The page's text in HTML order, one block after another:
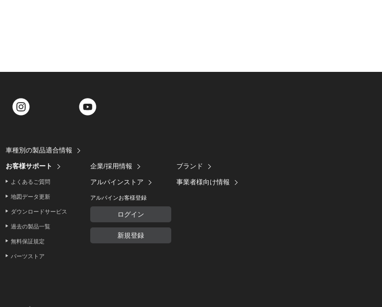
Facebook Twitter
車種別の製品適合情報
お客様サポート
よくあるご質問
地図データ更新
ダウンロードサービス
過去の製品一覧
無料保証規定
パーツストア
企業/採用情報
アルパインストア
アルパインお客様登録
ログイン
新規登録
ブランド
事業者様向け情報